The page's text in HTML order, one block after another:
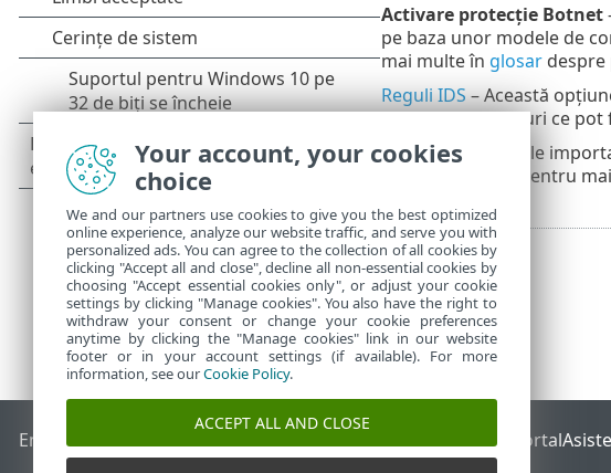
Activare protecție Botnet
pe baza unor modele de
mai multe în glosardespre
Reguli IDS– Această
atacuri și exploit-uri ce
Toate evenimentele
pentru
End of Life ESET Status Portal
Your account, your cookies
choice
We and our partners use cookies to give you the best optimized
online experience, analyze our website traffic, and serve you with
personalized ads. You can agree to the collection of all cookies by
clicking "Accept all and close", decline all non-essential cookies by
choosing "Accept essential cookies only", or adjust your cookie
settings by clicking "Manage cookies". You also have the right to
withdraw your consent or change your cookie preferences
anytime by clicking the "Manage cookies" link in our website
footer or in your account settings (if available). For more
information, see ourCookie Policy.
ACCEPT ALL AND CLOSE